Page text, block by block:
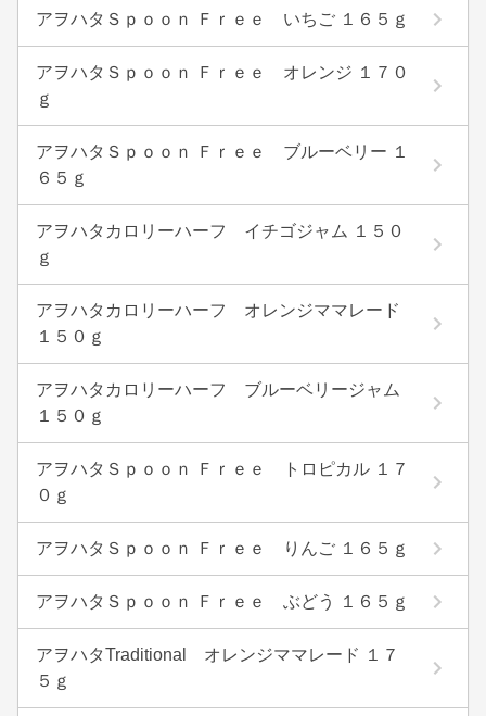
アヲハタＳｐｏｏｎ Ｆｒｅｅ いちご １６５ｇ
アヲハタＳｐｏｏｎ Ｆｒｅｅ オレンジ １７０
ｇ
アヲハタＳｐｏｏｎ Ｆｒｅｅ ブルーベリー １
６５ｇ
アヲハタカロリーハーフ イチゴジャム １５０
ｇ
アヲハタカロリーハーフ オレンジママレード
１５０ｇ
アヲハタカロリーハーフ ブルーベリージャム
１５０ｇ
アヲハタＳｐｏｏｎ Ｆｒｅｅ トロピカル １７
０ｇ
アヲハタＳｐｏｏｎ Ｆｒｅｅ りんご １６５ｇ
アヲハタＳｐｏｏｎ Ｆｒｅｅ ぶどう １６５ｇ
アヲハタTraditional オレンジママレード １７
５ｇ